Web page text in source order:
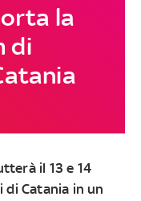
la
di
il 13 e 14
di Catania in un